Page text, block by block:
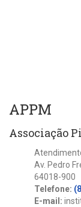
APPM
Associação
Av. Pedro
64018-900
Telefone:
E-mail: